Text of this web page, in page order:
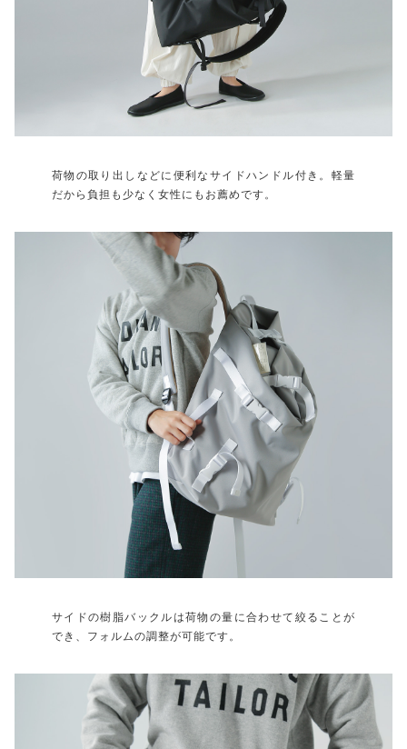
荷物の取り出しなどに便利なサイドハンドル付き。軽量
だから負担も少なく女性にもお薦めです。
サイドの樹脂バックルは荷物の量に合わせて絞ることが
でき、フォルムの調整が可能です。